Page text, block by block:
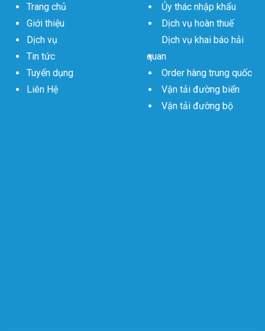
Trang chủ
Giới thiệu
Dịch vụ
Tin tức
Tuyển dụng
Liên Hệ
Ủy thác nhập khẩu
Dịch vụ hoàn thuế
Dịch vụ khai báo hải
quan
Order hàng trung quốc
Vận tải đường biển
Vận tải đường bộ